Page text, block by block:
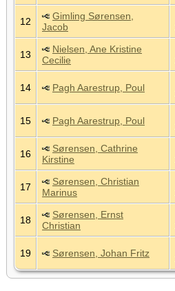
12
Gimling Sørensen,
Jacob
13
Nielsen, Ane Kristine
Cecilie
14 Pagh Aarestrup, Poul
15 Pagh Aarestrup, Poul
16
Sørensen, Cathrine
Kirstine
17
Sørensen, Christian
Marinus
18
Sørensen, Ernst
Christian
19 Sørensen, Johan Fritz